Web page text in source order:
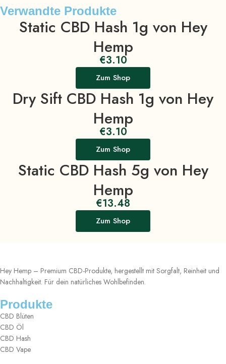
Verwandte Produkte
Static CBD Hash 1g von Hey
Hemp
€3.10
Zum Shop
Dry Sift CBD Hash 1g von Hey
Hemp
€3.10
Zum Shop
Static CBD Hash 5g von Hey
Hemp
€13.48
Zum Shop
Hey Hemp – Premium CBD-Produkte, hergestellt mit Sorgfalt, Reinheit und
Nachhaltigkeit. Für dein natürliches Wohlbefinden.
Produkte
CBD Blüten
CBD Öl
CBD Hash
CBD Vape